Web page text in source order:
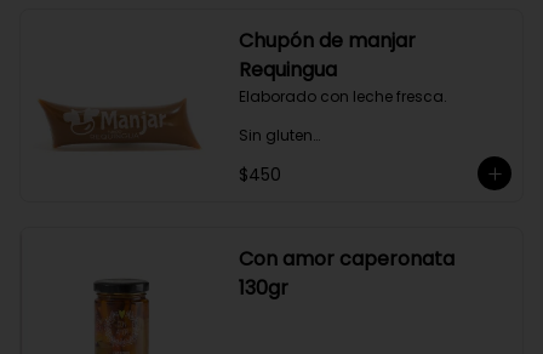
Producto sellado al vacío y
congelado.
Chupón de manjar
Requingua
Elaborado con leche fresca.
Sin gluten
Sin Saborizantes
$450
Con amor caperonata
130gr